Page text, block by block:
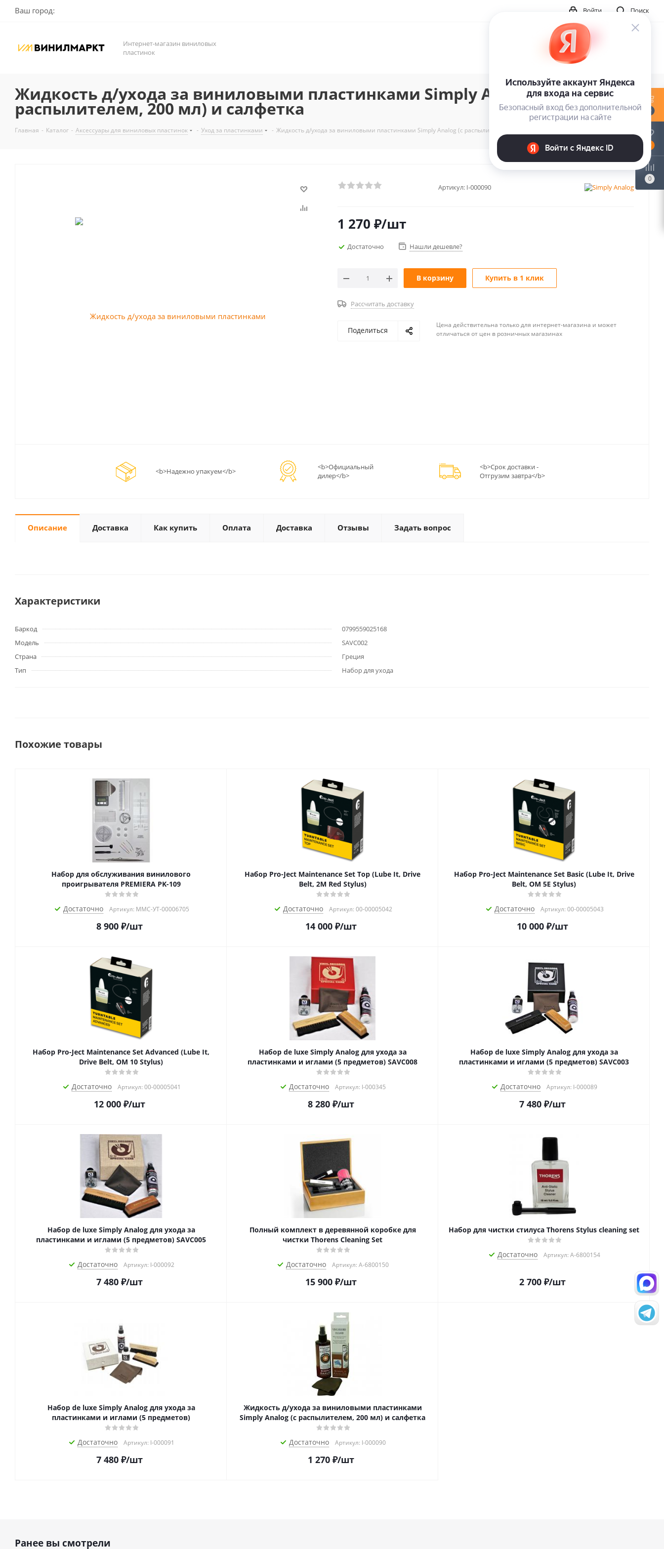
Ваш город: Поиск
Войти
Интернет-магазин виниловых
пластинок
Жидкость д/ухода за виниловыми пластинками Simply Analog (с
распылителем, 200 мл) и салфетка
Главная - Каталог - Аксессуары для виниловых пластинок - Уход за пластинками - Жидкость д/ухода за виниловыми пластинками Simply Analog (с распылителем, 200 мл) и салфетка
Артикул: I-000090
1 270 ₽/шт
Достаточно Нашли дешевле?
В корзину Купить в 1 клик
Рассчитать доставку
Поделиться
Цена действительна только для интернет-магазина и может
отличаться от цен в розничных магазинах
<b>Надежно упакуем</b>
<b>Официальный
дилер</b>
<b>Срок доставки -
Отгрузим завтра</b>
Описание Доставка Как купить Оплата Доставка Отзывы Задать вопрос
Характеристики
Баркод
0799559025168
Модель
SAVC002
Страна
Греция
Тип
Набор для ухода
Похожие товары
Набор для обслуживания винилового
проигрывателя PREMIERA PK-109
Достаточно Артикул: MMC-УТ-00006705
8 900₽/шт
Набор Pro-Ject Maintenance Set Top (Lube It, Drive
Belt, 2M Red Stylus)
Достаточно Артикул: 00-00005042
14 000₽/шт
Набор Pro-Ject Maintenance Set Basic (Lube It, Drive
Belt, OM 5E Stylus)
Достаточно Артикул: 00-00005043
10 000₽/шт
Набор Pro-Ject Maintenance Set Advanced (Lube It,
Drive Belt, OM 10 Stylus)
Достаточно Артикул: 00-00005041
12 000₽/шт
Набор de luxe Simply Analog для ухода за
пластинками и иглами (5 предметов) SAVC008
Достаточно Артикул: I-000345
8 280₽/шт
Набор de luxe Simply Analog для ухода за
пластинками и иглами (5 предметов) SAVC003
Достаточно Артикул: I-000089
7 480₽/шт
Набор de luxe Simply Analog для ухода за
пластинками и иглами (5 предметов) SAVC005
Достаточно Артикул: I-000092
7 480₽/шт
Полный комплект в деревянной коробке для
чистки Thorens Cleaning Set
Достаточно Артикул: A-6800150
15 900₽/шт
Набор для чистки стилуса Thorens Stylus cleaning set
Достаточно Артикул: A-6800154
2 700₽/шт
Набор de luxe Simply Analog для ухода за
пластинками и иглами (5 предметов)
Достаточно Артикул: I-000091
7 480₽/шт
Жидкость д/ухода за виниловыми пластинками
Simply Analog (с распылителем, 200 мл) и салфетка
Достаточно Артикул: I-000090
1 270₽/шт
Ранее вы смотрели
0
0
0